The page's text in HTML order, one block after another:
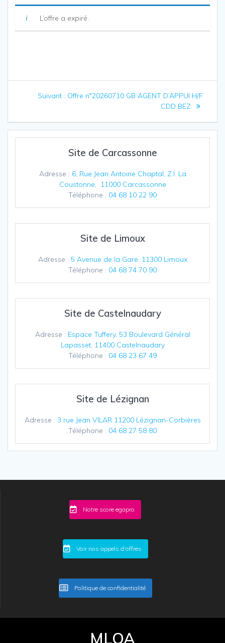
L’offre a expiré.
Navigation
l’article
Suivant : Article
Offre n°20260710 GB AGENT D’APPUI H/F
CDD BEZ
Site de Carcassonne
Adresse : 6, Rue Jean Antoine Chaptal, Z.I. La
Coustonne, 11000 Carcassonne
Téléphone : 04 68 10 22 90
Site de Limoux
Adresse : 5 Avenue de la Gare, 11300 Limoux
Téléphone : 04 68 74 70 90
Site de Castelnaudary
Adresse : Espace Tuffery, 53 Boulevard Général
Lapasset, 11400 Castelnaudary
Téléphone : 04 68 23 67 49
Site de Lézignan
Adresse : 3 rue Jean VILAR 11200 Lézignan-Corbières
Téléphone : 04 68 27 58 80
Notre score egapro
Voir nos appels d'offres
Politique de confidentialité
MLOA